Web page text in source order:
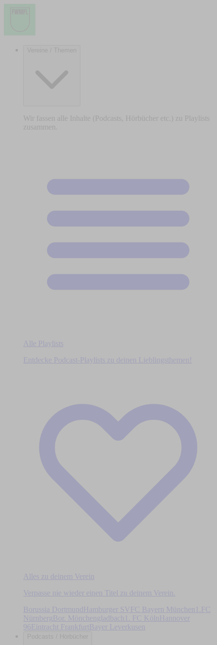
Vereine / Themen
Wir fassen alle Inhalte (Podcasts, Hörbücher etc.) zu Playlists
zusammen.
Alle Playlists
Entdecke Podcast-Playlists zu deinen Lieblingsthemen!
Alles zu deinem Verein
Verpasse nie wieder einen Titel zu deinem Verein.
Borussia DortmundHamburger SV FC Bayern München
1.FC
Nürnberg Bor. Mönchengladbach 1. FC Köln
Hannover
96Eintracht Frankfurt Bayer Leverkusen
Podcasts / Hörbücher